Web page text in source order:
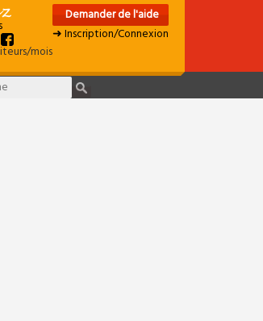
mois
Demander de l'aide
➜ Inscription/Connexion